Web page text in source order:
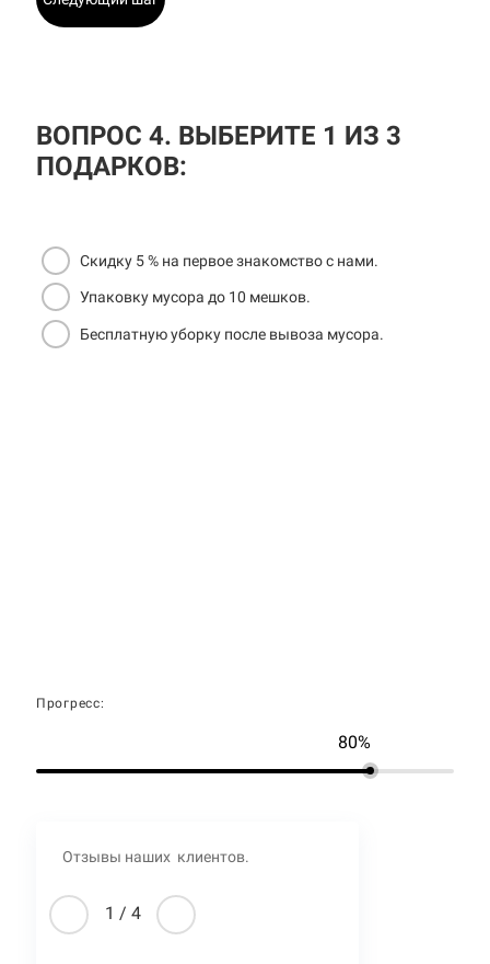
ВОПРОС 4. ВЫБЕРИТЕ 1 ИЗ 3
ПОДАРКОВ:
Скидку 5 % на первое знакомство с нами.
Упаковку мусора до 10 мешков.
Бесплатную уборку после вывоза мусора.
Прогресс:
80%
Отзывы наших клиентов.
1 / 4